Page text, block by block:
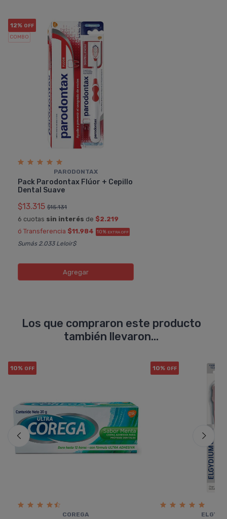
12% OFF
COMBO
PARODONTAX
Pack Parodontax Flúor + Cepillo
Dental Suave
$13.315 $15.131
6 cuotas sin interés de $2.219
ó Transferencia $11.984 10% EXTRA OFF
Sumás 2.033 Leloir$
Agregar
Los que compraron este producto
también llevaron...
10% OFF
COREGA
10% OFF